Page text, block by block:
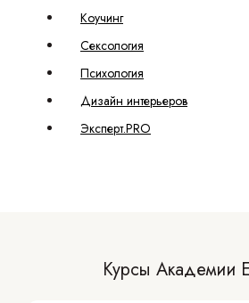
Коучинг
Сексология
Психология
Дизайн интерьеров
Эксперт.PRO
Курсы Академии